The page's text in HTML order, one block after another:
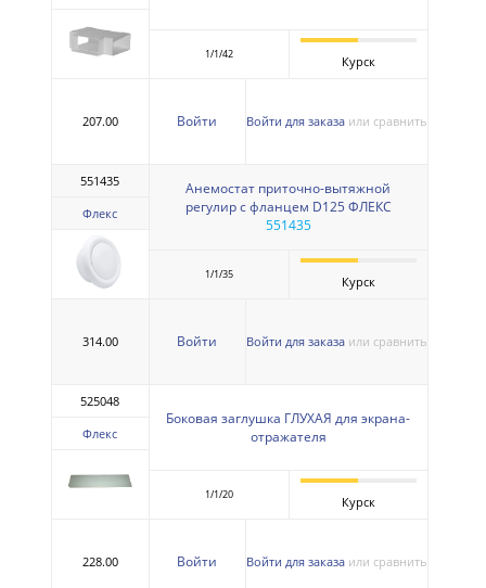
1/1/42 Курск
207.00 Войти Войти для заказа или сравнить
551435
Флекс
Анемостат приточно-вытяжной
регулир с фланцем D125 ФЛЕКС
551435
1/1/35 Курск
314.00 Войти Войти для заказа или сравнить
525048
Флекс
Боковая заглушка ГЛУХАЯ для экрана-
отражателя
1/1/20 Курск
228.00 Войти Войти для заказа или сравнить